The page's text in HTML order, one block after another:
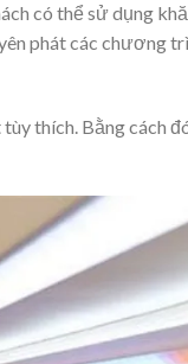
có thể sử dụng
phát các chương
thích. Bằng cách